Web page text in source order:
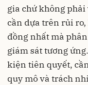
gia chứ không
cần dựa trên rủi ro,
đồng nhất mà
giám sát tương
kiện tiên quyết,
quy mô và trách